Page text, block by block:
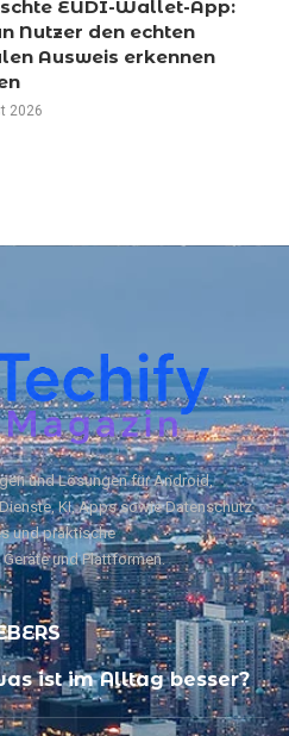
EUDI-Wallet-App:
Nutzer den echten
Ausweis erkennen
2026
und Lösungen für Android,
KI, Apps sowie Datenschutz
und praktische
Geräte und Plattformen.
ist im Alltag besser?